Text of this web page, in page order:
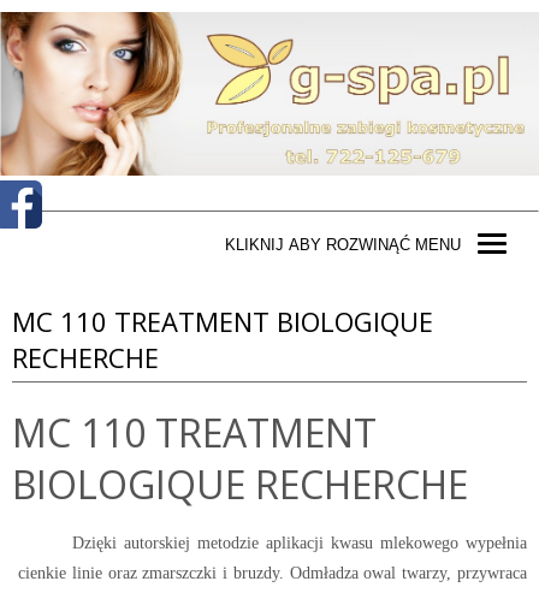
KLIKNIJ ABY ROZWINĄĆ MENU
MC 110 TREATMENT BIOLOGIQUE
RECHERCHE
MC 110 TREATMENT
BIOLOGIQUE RECHERCHE
Dzięki autorskiej metodzie aplikacji kwasu mlekowego wypełnia
cienkie linie oraz zmarszczki i bruzdy. Odmładza owal twarzy, przywraca